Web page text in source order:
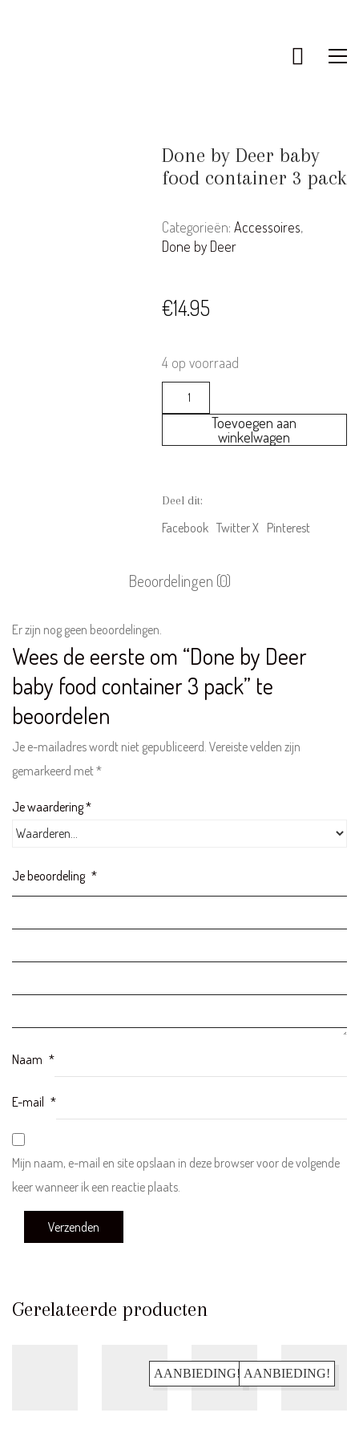
Done by Deer baby
food container 3 pack
Categorieën: Accessoires,
Done by Deer
€14.95
4 op voorraad
pack
aantal
Toevoegen aan
winkelwagen
Deel dit:
Facebook Twitter X Pinterest
Beoordelingen (0)
Er zijn nog geen beoordelingen.
Wees de eerste om “Done by Deer
baby food container 3 pack” te
beoordelen
Je e-mailadres wordt niet gepubliceerd. Vereiste velden zijn
gemarkeerd met*
Je waardering*
Je beoordeling *
Naam *
E-mail *
Mijn naam, e-mail en site opslaan in deze browser voor de volgende
keer wanneer ik een reactie plaats.
Gerelateerde producten
AANBIEDING! AANBIEDING!
KLANTENSERVICE
Bestellen & Retourneren
Algemene Voorwaarden
INFORMATIE
Over ons
Disclaimer
Privacy beleid
Cookiebeleid
En blijf op de hoogte van o.a. nieuwe items en leuke acties!
Email Address
Facebook
Ukkies & PukkiesAll Rights